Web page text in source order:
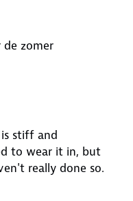
zomer
stiff and
to wear it in, but
really done so.